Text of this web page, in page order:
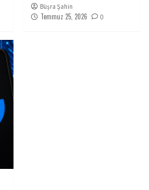
Büşra Şahin
Temmuz 25, 2026 0